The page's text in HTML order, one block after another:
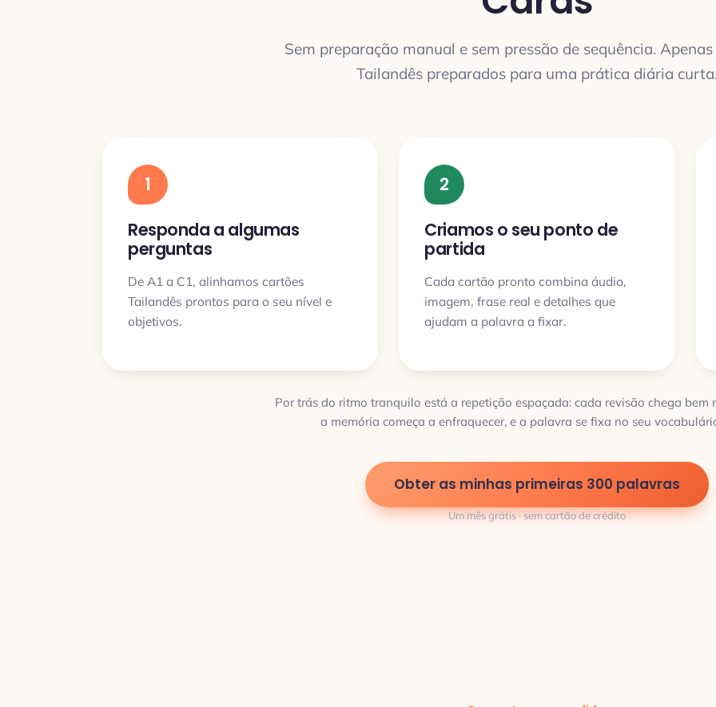
Sem preparação manual e sem pressão de sequência.
Tailandês preparados para uma prática diária
1
Responda a algumas
perguntas
De A1 a C1, alinhamos cartões
Tailandês prontos para o seu nível e
objetivos.
2
Criamos o seu ponto de
partida
Cada cartão pronto combina áudio,
imagem, frase real e detalhes que
ajudam a palavra a fixar.
Por trás do ritmo tranquilo está a repetição espaçada: cada revisão chega bem
a memória começa a enfraquecer, e a palavra se fixa no seu
Obter as minhas primeiras 300 palavras
Um mês grátis · sem cartão de crédito